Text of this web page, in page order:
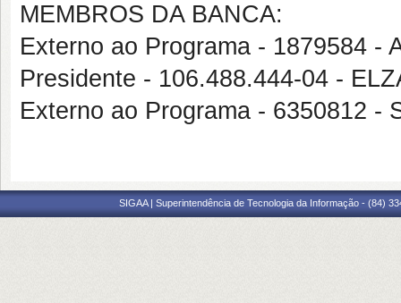
MEMBROS DA BANCA:
Externo ao Programa - 1879584 -
Presidente - 106.488.444-04 -
Externo ao Programa - 6350812 -
SIGAA | Superintendência de Tecnologia da Informação - (84)